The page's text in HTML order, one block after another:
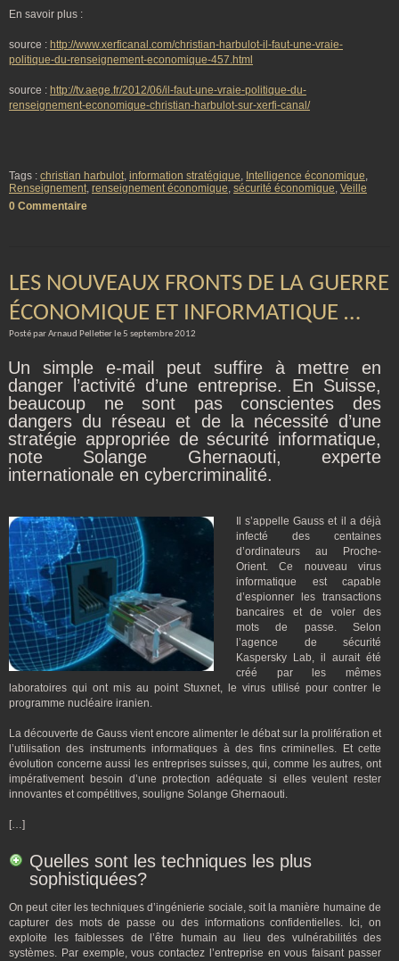
En savoir plus :
source : http://www.xerficanal.com/christian-harbulot-il-faut-une-vraie-
politique-du-renseignement-economique-457.html
source : http://tv.aege.fr/2012/06/il-faut-une-vraie-politique-du-
renseignement-economique-christian-harbulot-sur-xerfi-canal/
Tags : christian harbulot, information stratégique, Intelligence économique,
Renseignement, renseignement économique, sécurité économique, Veille
0 Commentaire
LES NOUVEAUX FRONTS DE LA GUERRE
ÉCONOMIQUE ET INFORMATIQUE …
Posté par Arnaud Pelletier le 5 septembre 2012
Un simple e-mail peut suffire à mettre en
danger l’activité d’une entreprise. En Suisse,
beaucoup ne sont pas conscientes des
dangers du réseau et de la nécessité d’une
stratégie appropriée de sécurité informatique,
note Solange Ghernaouti, experte
internationale en cybercriminalité.
Il s’appelle Gauss et il a déjà
infecté des centaines
d’ordinateurs au Proche-
Orient. Ce nouveau virus
informatique est capable
d’espionner les transactions
bancaires et de voler des
mots de passe. Selon
l’agence de sécurité
Kaspersky Lab, il aurait été
créé par les mêmes
laboratoires qui ont mis au point Stuxnet, le virus utilisé pour contrer le
programme nucléaire iranien.
La découverte de Gauss vient encore alimenter le débat sur la prolifération et
l’utilisation des instruments informatiques à des fins criminelles. Et cette
évolution concerne aussi les entreprises suisses, qui, comme les autres, ont
impérativement besoin d’une protection adéquate si elles veulent rester
innovantes et compétitives, souligne Solange Ghernaouti.
[…]
Quelles sont les techniques les plus
sophistiquées?
On peut citer les techniques d’ingénierie sociale, soit la manière humaine de
capturer des mots de passe ou des informations confidentielles. Ici, on
exploite les faiblesses de l’être humain au lieu des vulnérabilités des
systèmes. Par exemple, vous contactez l’entreprise en vous faisant passer